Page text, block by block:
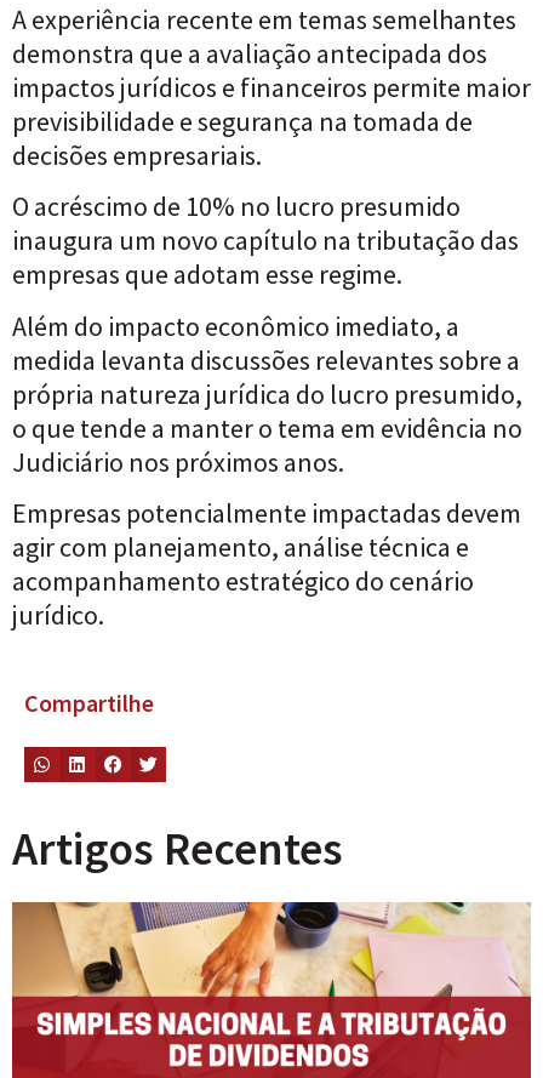
A experiência recente em temas semelhantes
demonstra que a avaliação antecipada dos
impactos jurídicos e financeiros permite maior
previsibilidade e segurança na tomada de
decisões empresariais.
O acréscimo de 10% no lucro presumido
inaugura um novo capítulo na tributação das
empresas que adotam esse regime.
Além do impacto econômico imediato, a
medida levanta discussões relevantes sobre a
própria natureza jurídica do lucro presumido,
o que tende a manter o tema em evidência no
Judiciário nos próximos anos.
Empresas potencialmente impactadas devem
agir com planejamento, análise técnica e
acompanhamento estratégico do cenário
jurídico.
Compartilhe
Artigos Recentes